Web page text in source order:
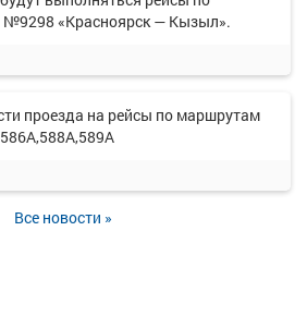
«Красноярск — Кызыл».
проезда на рейсы по маршрутам
Все новости »